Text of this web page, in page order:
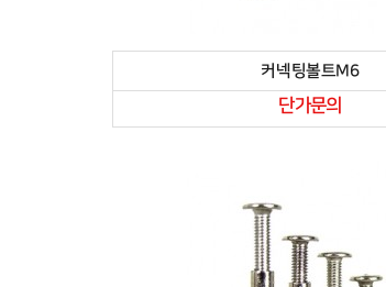
커넥팅볼트M6
단가문의